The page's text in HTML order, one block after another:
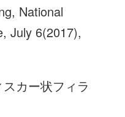
National
July 6(2017),
カー状フィラ